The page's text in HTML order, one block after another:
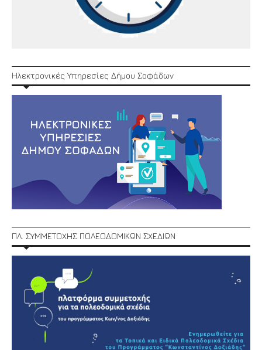
Ηλεκτρονικές Υπηρεσίες Δήμου Σοφάδων
ΠΛ. ΣΥΜΜΕΤΟΧΗΣ ΠΟΛΕΟΔΟΜΙΚΩΝ ΣΧΕΔΙΩΝ